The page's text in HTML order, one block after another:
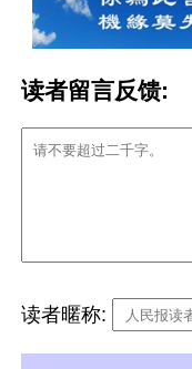
读者留言反馈:
读者暱称: